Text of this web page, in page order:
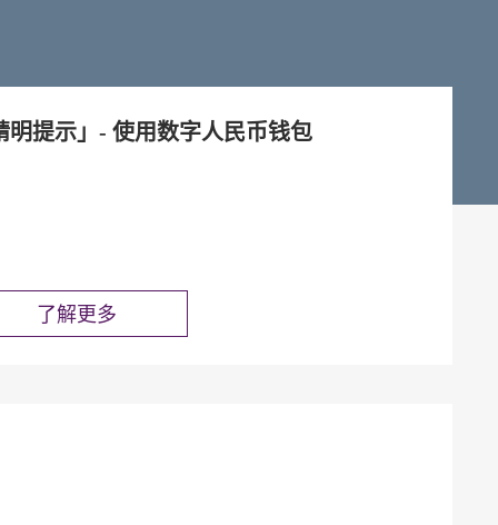
明提示」- 使用数字人民币钱包
了解更多